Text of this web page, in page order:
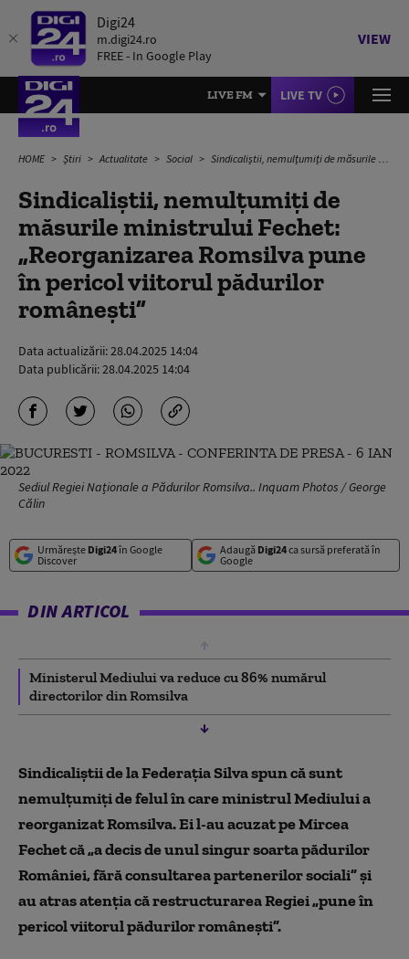
Digi24
m.digi24.ro
FREE - In Google Play
VIEW
LIVE FM LIVE TV
HOME Știri Actualitate Social Sindicaliștii, nemulțumiți de măsurile ministrului Fechet: „Reorganizarea Romsilva pune în pericol viitorul pădurilor românești”
Sindicaliștii, nemulțumiți de
măsurile ministrului Fechet:
„Reorganizarea Romsilva pune
în pericol viitorul pădurilor
românești”
Data actualizării:28.04.2025 14:04
Data publicării:28.04.2025 14:04
Sediul Regiei Naționale a Pădurilor Romsilva.. Inquam Photos / George
Călin
Urmărește Digi24în Google
Discover
Adaugă Digi24ca sursă preferată în
Google
DIN ARTICOL
Ministerul Mediului va reduce cu 86% numărul
directorilor din Romsilva
Sindicaliştii de la Federația Silva spun că sunt
nemulţumiţi de felul în care ministrul Mediului a
reorganizat Romsilva. Ei l-au acuzat pe Mircea
Fechet că „a decis de unul singur soarta pădurilor
României, fără consultarea partenerilor sociali” și
au atras atenția că restructurarea Regiei „pune în
pericol viitorul pădurilor românești”.